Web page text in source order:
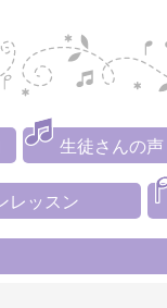
生徒さんの声
レッスン